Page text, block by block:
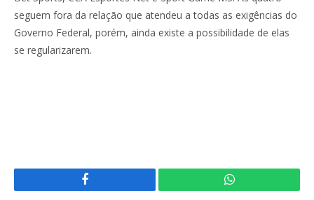
seguem fora da relação que atendeu a todas as exigências do
Governo Federal, porém, ainda existe a possibilidade de elas
se regularizarem.
Facebook WhatsApp